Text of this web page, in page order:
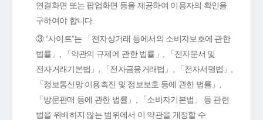
연결화면 또는 팝업화면 등을 제공하여 이용자의 확인을
구하여야 합니다.
③ “사이트”는 「전자상거래 등에서의 소비자보호에 관한
법률」, 「약관의 규제에 관한 법률」, 「전자문서 및
전자거래기본법」, 「전자금융거래법」, 「전자서명법」,
「정보통신망 이용촉진 및 정보보호 등에 관한 법률」,
「방문판매 등에 관한 법률」, 「소비자기본법」 등 관련
법을 위배하지 않는 범위에서 이 약관을 개정할 수